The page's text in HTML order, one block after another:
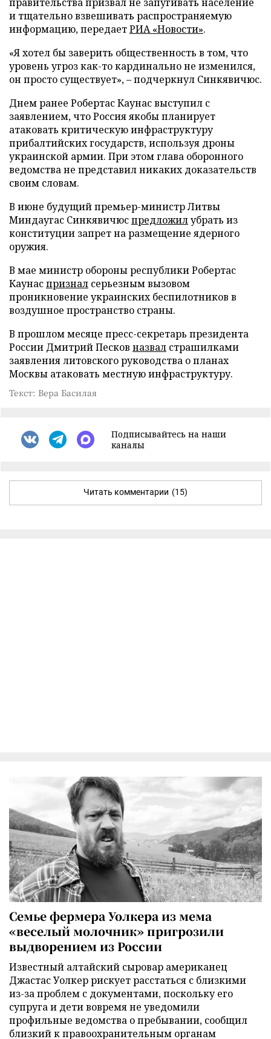
и тщательно взвешивать распространяемую
информацию, передаетРИА «Новости».
«Я хотел бы заверить общественность в том, что
уровень угроз как-то кардинально не изменился,
он просто существует», – подчеркнул Синкявичюс.
Днем ранее Робертас Каунас выступил с
заявлением, что Россия якобы планирует
атаковать критическую инфраструктуру
прибалтийских государств, используя дроны
украинской армии. При этом глава оборонного
ведомства не представил никаких доказательств
своим словам.
В июне будущий премьер-министр Литвы
Миндаугас Синкявичюспредложилубрать из
конституции запрет на размещение ядерного
оружия.
В мае министр обороны республики Робертас
Каунаспризнал серьезным вызовом
проникновение украинских беспилотников в
воздушное пространство страны.
В прошлом месяце пресс-секретарь президента
России Дмитрий Песков назвал страшилками
заявления литовского руководства о планах
Москвы атаковать местную инфраструктуру.
Текст: Вера Басилая
Подписывайтесь на наши
каналы
Читать комментарии (15)
Семье фермера Уолкера из мема
«веселый молочник» пригрозили
выдворением из России
Известный алтайский сыровар американец
Джастас Уолкер рискует расстаться с близкими
из-за проблем с документами, поскольку его
супруга и дети вовремя не уведомили
профильные ведомства о пребывании, сообщил
близкий к правоохранительным органам